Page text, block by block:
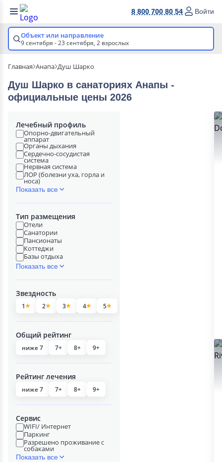
8 800 700 80 54 Войти
Объект или направление
9 сентября - 23 сентября, 2 взрослых
Главная Анапа Душ Шарко
Душ Шарко в cанаториях Анапы -
официальные цены 2026
Лечебный профиль
Опорно-двигательный
аппарат
Органы дыхания
Сердечно-сосудистая
система
Нервная система
ЛОР (болезни уха, горла и
носа)
Показать все
Тип размещения
Отели
Санатории
Пансионаты
Коттеджи
Базы отдыха
Показать все
Звездность
1 2 3 4 5
Общий рейтинг
ниже 7 7+ 8+ 9+
Рейтинг лечения
ниже 7 7+ 8+ 9+
Сервис
WIFI/ Интернет
Паркинг
Разрешено проживание с
собаками
Показать все